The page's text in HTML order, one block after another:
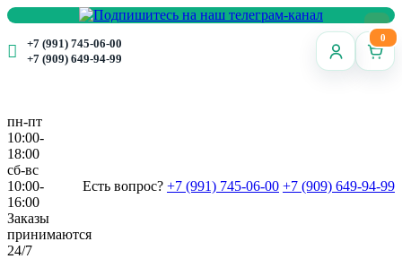
+7 (991) 745-06-00
+7 (909) 649-94-99
0
пн-пт
10:00-
18:00
сб-вс
10:00-
16:00
Заказы
принимаются
24/7
Есть вопрос? +7 (991) 745-06-00 +7 (909) 649-94-99